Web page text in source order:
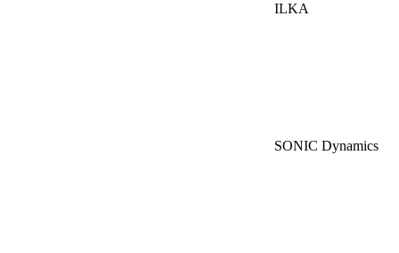
ILKA
SONIC Dynamics